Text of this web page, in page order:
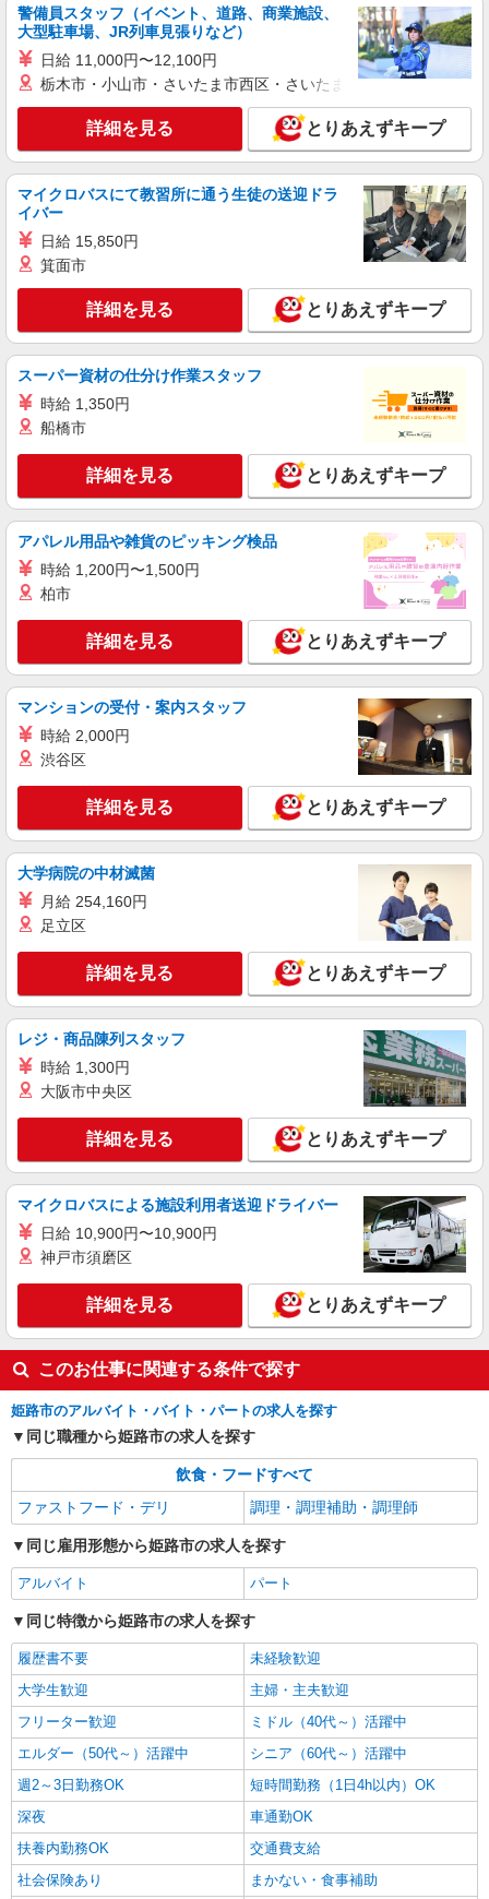
カウンター・キッチンスタッフ ＜優先募集日
時＞平日（月〜金） 11:00〜17:00
時給1180円 ＜高校生＞時給1130円
キープ 詳細を見る
アルバイト パート
ケンタッキーフライドチキン 姫路土山店
カウンター・キッチンスタッフ ＜優先募集日
時給1180円
兵庫県姫路市土山1-6-20
キープ
アルバイト
カウンター・キッチンスタッフ ＜優先募集日
時＞平日（月〜金） 11:00〜17:00
兵庫県姫路市飾磨区三宅1-3
詳細を見る
パート
ケンタッキーフライドチキン 姫路リバーシティ店
カウンター・キッチンスタッフ ＜優先募集日
時＞土日祝 フルタイム
時給1180円 ＜高校生＞時給1150円
キープ 詳細を見る
ケンタッキーフライドチキン MEGAドン・キホーテ姫路広畑店
カウンター・キッチンスタッフ
時給1180円 ＜高校生＞時給1130円
兵庫県姫路市広畑区夢前町1丁目1
キープ 詳細を見る
アルバイト パート
ケンタッキーフライドチキン 姫路土山店
カウンター・キッチンスタッフ ＜優先募集日
時＞土日祝 17:00〜21:00
時給1180円
兵庫県姫路市土山1-6-20
キープ 詳細を見る
アルバイト パート
ケンタッキーフライドチキン 姫路リバーシティ店
カウンター・キッチンスタッフ ＜優先募集日
時＞土日祝 フルタイム
時給1180円 ＜高校生＞時給1150円
兵庫県姫路市飾磨区細江2560
キープ 詳細を見る
警備員スタッフ（イベント、道路、商業施設、
大型駐車場、JR列車見張りなど）
日給 11,000円〜12,100円
栃木市・小山市・さいたま市西区・さいたま市岩槻区・久喜市・
詳細を見る とりあえずキープ
マイクロバスにて教習所に通う生徒の送迎ドラ
イバー
日給 15,850円
箕面市
詳細を見る とりあえずキープ
スーパー資材の仕分け作業スタッフ
時給 1,350円
船橋市
詳細を見る とりあえずキープ
アパレル用品や雑貨のピッキング検品
時給 1,200円〜1,500円
柏市
詳細を見る とりあえずキープ
マンションの受付・案内スタッフ
時給 2,000円
渋谷区
詳細を見る とりあえずキープ
大学病院の中材滅菌
月給 254,160円
足立区
詳細を見る とりあえずキープ
レジ・商品陳列スタッフ
時給 1,300円
大阪市中央区
詳細を見る とりあえずキープ
マイクロバスによる施設利用者送迎ドライバー
日給 10,900円〜10,900円
神戸市須磨区
詳細を見る とりあえずキープ
このお仕事に関連する条件で探す
姫路市のアルバイト・バイト・パートの求人を探す
同じ職種から姫路市の求人を探す
飲食・フードすべて
ファストフード・デリ
調理・調理補助・調理師
同じ雇用形態から姫路市の求人を探す
アルバイト パート
同じ特徴から姫路市の求人を探す
履歴書不要
未経験歓迎
大学生歓迎
主婦・主夫歓迎
フリーター歓迎
ミドル（40代～）活躍中
エルダー（50代～）活躍中
シニア（60代～）活躍中
週2～3日勤務OK
短時間勤務（1日4h以内）OK
深夜
車通勤OK
扶養内勤務OK
交通費支給
社会保険あり
まかない・食事補助